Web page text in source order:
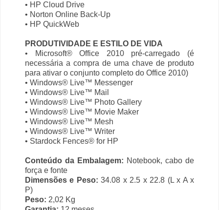
• HP Cloud Drive
• Norton Online Back-Up
• HP QuickWeb
PRODUTIVIDADE E ESTILO DE VIDA
• Microsoft® Office 2010 pré-carregado (é
necessária a compra de uma chave de produto
para ativar o conjunto completo do Office 2010)
• Windows® Live™ Messenger
• Windows® Live™ Mail
• Windows® Live™ Photo Gallery
• Windows® Live™ Movie Maker
• Windows® Live™ Mesh
• Windows® Live™ Writer
• Stardock Fences® for HP
Conteúdo da Embalagem: Notebook, cabo de
força e fonte
Dimensões e Peso: 34.08 x 2.5 x 22.8 (L x A x
P)
Peso: 2,02 Kg